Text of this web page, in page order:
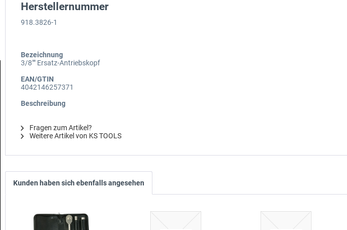
Herstellernummer
918.3826-1
Bezeichnung
3/8"" Ersatz-Antriebskopf
EAN/GTIN
4042146257371
Beschreibung
Fragen zum Artikel?
Weitere Artikel von KS TOOLS
Kunden haben sich ebenfalls angesehen